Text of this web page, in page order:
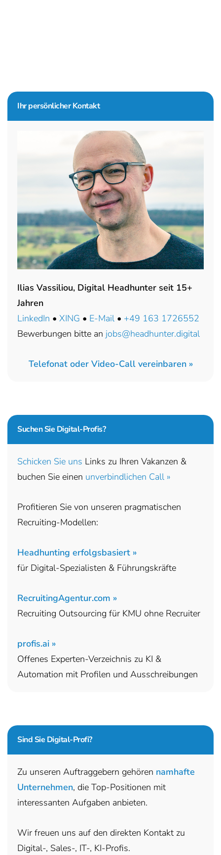
Seitenspalte
Ihr persönlicher Kontakt
Ilias Vassiliou, Digital Headhunter seit 15+
Jahren
LinkedIn • XING • E-Mail • +49 163 1726552
Bewerbungen bitte an jobs@headhunter.digital
Telefonat oder Video-Call vereinbaren »
Suchen Sie Digital-Profis?
Schicken Sie uns Links zu Ihren Vakanzen &
buchen Sie einen unverbindlichen Call »
Profitieren Sie von unseren pragmatischen
Recruiting-Modellen:
Headhunting erfolgsbasiert »
für Digital-Spezialisten & Führungskräfte
RecruitingAgentur.com »
Recruiting Outsourcing für KMU ohne Recruiter
profis.ai »
Offenes Experten-Verzeichnis zu KI &
Automation mit Profilen und Ausschreibungen
Sind Sie Digital-Profi?
Zu unseren Auftraggebern gehören namhafte
Unternehmen, die Top-Positionen mit
interessanten Aufgaben anbieten.
Wir freuen uns auf den direkten Kontakt zu
Digital-, Sales-, IT-, KI-Profis.